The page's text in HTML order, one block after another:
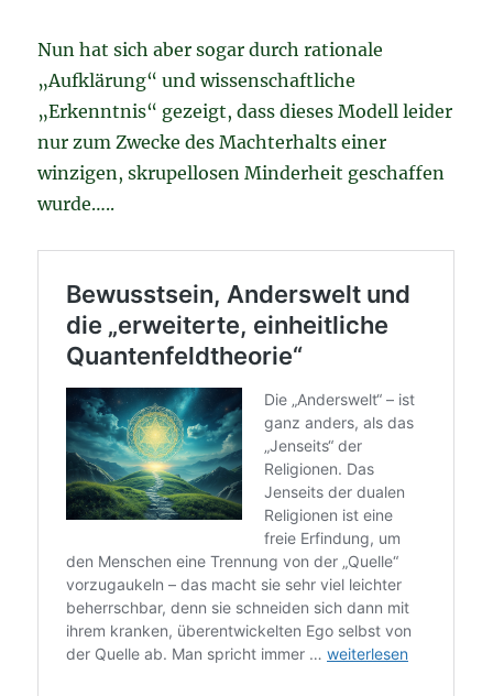
Nun hat sich aber sogar durch rationale
„Aufklärung“ und wissenschaftliche
„Erkenntnis“ gezeigt, dass dieses Modell leider
nur zum Zwecke des Machterhalts einer
winzigen, skrupellosen Minderheit geschaffen
wurde…..